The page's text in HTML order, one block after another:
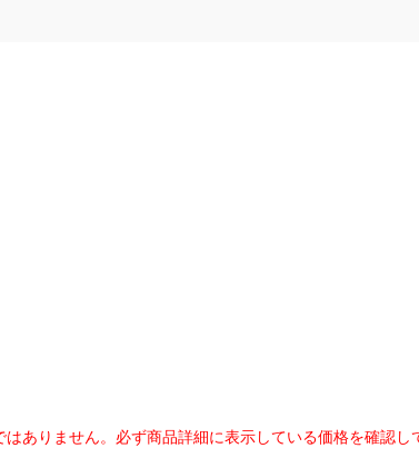
ありません。必ず商品詳細に表示している価格を確認し